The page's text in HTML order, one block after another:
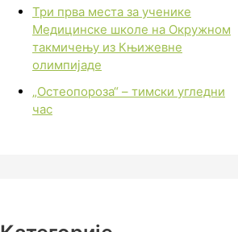
Три прва места за ученике
Медицинске школе на Окружном
такмичењу из Књижевне
олимпијаде
„Остеопороза“ – тимски угледни
час